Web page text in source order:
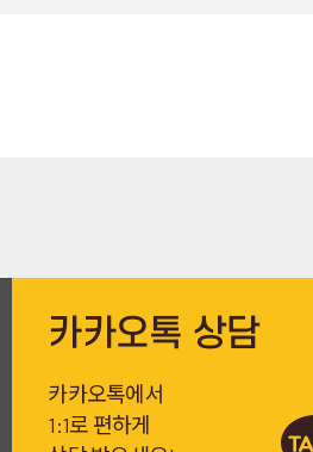
카카오톡 상담
카카오톡에서
1:1로 편하게